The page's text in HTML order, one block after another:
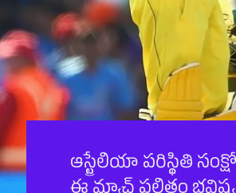
ఆస్ట్రేలియా పరిస్థితి